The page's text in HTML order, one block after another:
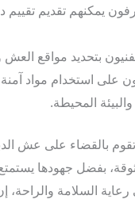
يمكنهم تقديم
بتحديد مواقع العش
على استخدام مواد
المحيطة.
بالقضاء على عش
بفضل جهودها يستمتع
السلامة والراحة، إن